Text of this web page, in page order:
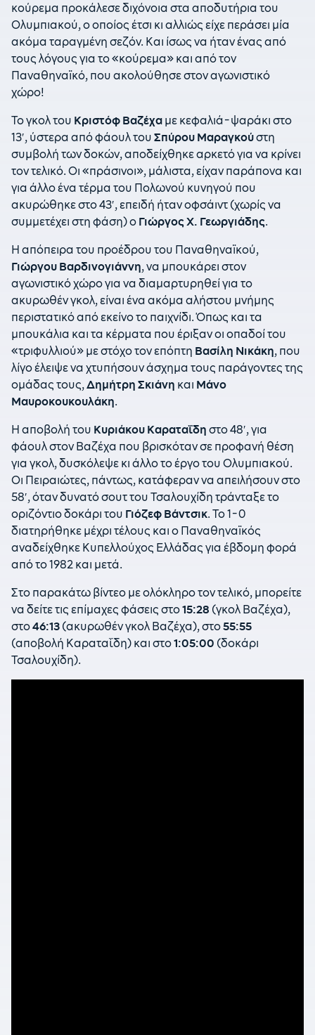
κούρεμα προκάλεσε διχόνοια στα αποδυτήρια του
Ολυμπιακού, ο οποίος έτσι κι αλλιώς είχε περάσει μία
ακόμα ταραγμένη σεζόν. Και ίσως να ήταν ένας από
τους λόγους για το «κούρεμα» και από τον
Παναθηναϊκό, που ακολούθησε στον αγωνιστικό
χώρο!
Το γκολ του Κριστόφ Βαζέχα με κεφαλιά-ψαράκι στο
13′, ύστερα από φάουλ του Σπύρου Μαραγκούστη
συμβολή των δοκών, αποδείχθηκε αρκετό για να κρίνει
τον τελικό. Οι «πράσινοι», μάλιστα, είχαν παράπονα και
για άλλο ένα τέρμα του Πολωνού κυνηγού που
ακυρώθηκε στο 43′, επειδή ήταν οφσάιντ (χωρίς να
συμμετέχει στη φάση) ο Γιώργος Χ. Γεωργιάδης.
Η απόπειρα του προέδρου του Παναθηναϊκού,
Γιώργου Βαρδινογιάννη, να μπουκάρει στον
αγωνιστικό χώρο για να διαμαρτυρηθεί για το
ακυρωθέν γκολ, είναι ένα ακόμα αλήστου μνήμης
περιστατικό από εκείνο το παιχνίδι. Όπως και τα
μπουκάλια και τα κέρματα που έριξαν οι οπαδοί του
«τριφυλλιού» με στόχο τον επόπτη Βασίλη Νικάκη, που
λίγο έλειψε να χτυπήσουν άσχημα τους παράγοντες της
ομάδας τους,Δημήτρη Σκιάνη και Μάνο
Μαυροκουκουλάκη.
Η αποβολή του Κυριάκου Καραταΐδη στο 48′, για
φάουλ στον Βαζέχα που βρισκόταν σε προφανή θέση
για γκολ, δυσκόλεψε κι άλλο το έργο του Ολυμπιακού.
Οι Πειραιώτες, πάντως, κατάφεραν να απειλήσουν στο
58′, όταν δυνατό σουτ του Τσαλουχίδη τράνταξε το
οριζόντιο δοκάρι του Γιόζεφ Βάντσικ. Το 1-0
διατηρήθηκε μέχρι τέλους και ο Παναθηναϊκός
αναδείχθηκε Κυπελλούχος Ελλάδας για έβδομη φορά
από το 1982 και μετά.
Στο παρακάτω βίντεο με ολόκληρο τον τελικό, μπορείτε
να δείτε τις επίμαχες φάσεις στο15:28 (γκολ Βαζέχα),
στο46:13 (ακυρωθέν γκολ Βαζέχα), στο55:55
(αποβολή Καραταΐδη) και στο1:05:00 (δοκάρι
Τσαλουχίδη).